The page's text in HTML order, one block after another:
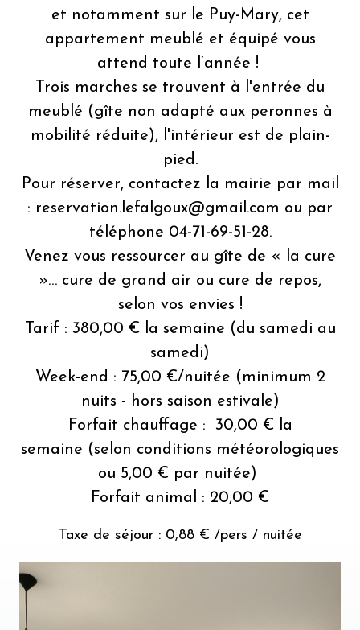
et notamment sur le Puy-Mary, cet
appartement meublé et équipé vous
attend toute l’année !
Trois marches se trouvent à l'entrée du
meublé (gîte non adapté aux peronnes à
mobilité réduite), l'intérieur est de plain-
pied.
Pour réserver, contactez la mairie par mail
: reservation.lefalgoux@gmail.com ou par
téléphone 04-71-69-51-28.
Venez vous ressourcer au gîte de « la cure
»… cure de grand air ou cure de repos,
selon vos envies !
Tarif : 380,00 € la semaine (du samedi au
samedi)
Week-end : 75,00 €/nuitée (minimum 2
nuits - hors saison estivale)
Forfait chauffage : 30,00 € la
semaine (selon conditions météorologiques
ou 5,00 € par nuitée)
Forfait animal : 20,00 €
Taxe de séjour : 0,88 € /pers / nuitée